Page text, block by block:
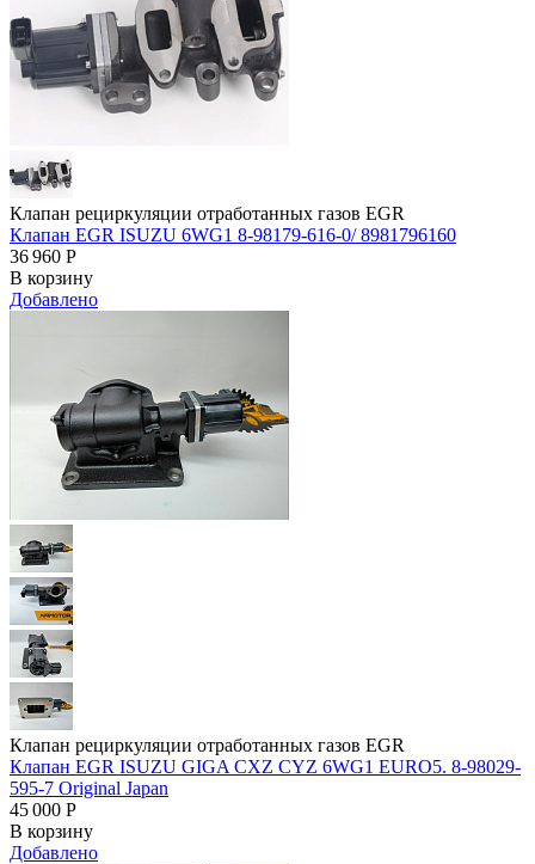
Клапан рециркуляции отработанных газов EGR
Клапан EGR ISUZU 6WG1 8-98179-616-0/ 8981796160
36 960 Р
В корзину
Добавлено
Клапан рециркуляции отработанных газов EGR
Клапан EGR ISUZU GIGA CXZ CYZ 6WG1 EURO5. 8-98029-
595-7 Original Japan
45 000 Р
В корзину
Добавлено